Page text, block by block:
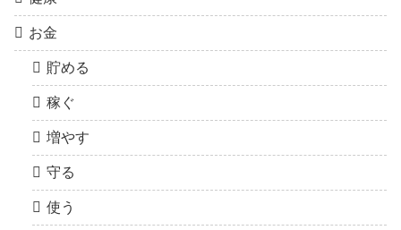
お金
貯める
稼ぐ
増やす
守る
使う